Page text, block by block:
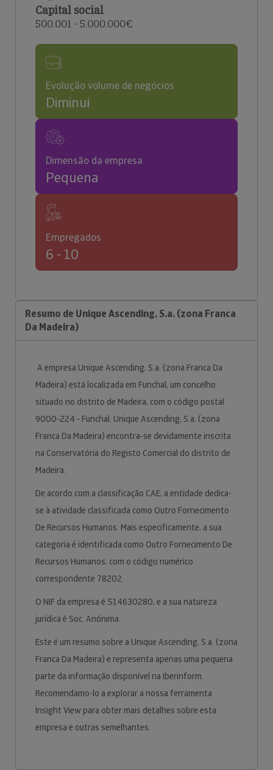
Capital social
500.001 - 5.000.000€
Evolução volume de negócios
Diminui
Dimensão da empresa
Pequena
Empregados
6 - 10
Resumo de Unique Ascending, S.a. (zona Franca
Da Madeira)
A empresa Unique Ascending, S.a. (zona Franca Da
Madeira) está localizada em Funchal, um concelho
situado no distrito de Madeira, com o código postal
9000-224 - Funchal. Unique Ascending, S.a. (zona
Franca Da Madeira) encontra-se devidamente inscrita
na Conservatória do Registo Comercial do distrito de
Madeira.
De acordo com a classificação CAE, a entidade dedica-
se à atividade classificada como Outro Fornecimento
De Recursos Humanos. Mais especificamente, a sua
categoria é identificada como Outro Fornecimento De
Recursos Humanos, com o código numérico
correspondente 78202.
O NIF da empresa é 514630280, e a sua natureza
jurídica é Soc. Anónima.
Este é um resumo sobre a Unique Ascending, S.a. (zona
Franca Da Madeira) e representa apenas uma pequena
parte da informação disponível na Iberinform.
Recomendamo-lo a explorar a nossa ferramenta
Insight View para obter mais detalhes sobre esta
empresa e outras semelhantes.